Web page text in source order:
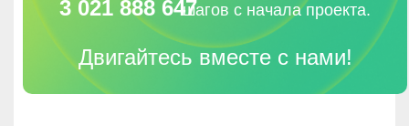
3 021 888 647шагов с начала проекта.
Двигайтесь вместе с нами!